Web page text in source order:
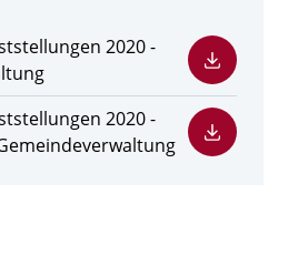
2020 -
2020 -